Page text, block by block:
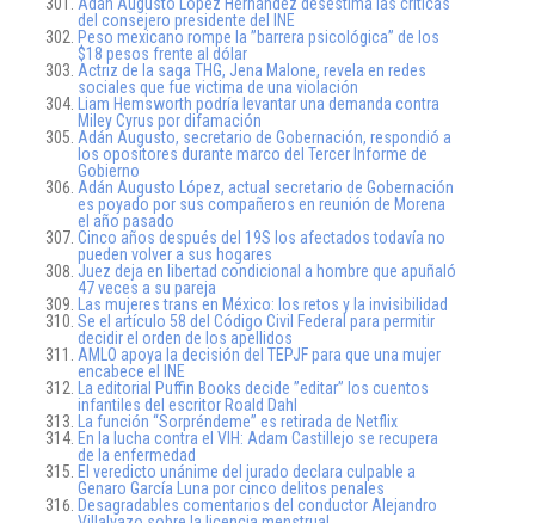
del consejero presidente del INE
Peso mexicano rompe la ”barrera psicológica” de los
$18 pesos frente al dólar
Actriz de la saga THG, Jena Malone, revela en redes
sociales que fue victima de una violación
Liam Hemsworth podría levantar una demanda contra
Miley Cyrus por difamación
Adán Augusto, secretario de Gobernación, respondió a
los opositores durante marco del Tercer Informe de
Gobierno
Adán Augusto López, actual secretario de Gobernación
es poyado por sus compañeros en reunión de Morena
el año pasado
Cinco años después del 19S los afectados todavía no
pueden volver a sus hogares
Juez deja en libertad condicional a hombre que apuñaló
47 veces a su pareja
Las mujeres trans en México: los retos y la invisibilidad
Se el artículo 58 del Código Civil Federal para permitir
decidir el orden de los apellidos
AMLO apoya la decisión del TEPJF para que una mujer
encabece el INE
La editorial Puffin Books decide ”editar” los cuentos
infantiles del escritor Roald Dahl
La función “Sorpréndeme” es retirada de Netflix
En la lucha contra el VIH: Adam Castillejo se recupera
de la enfermedad
El veredicto unánime del jurado declara culpable a
Genaro García Luna por cinco delitos penales
Desagradables comentarios del conductor Alejandro